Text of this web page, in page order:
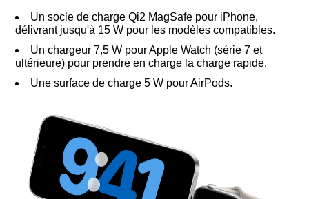
Un socle de charge Qi2 MagSafe pour iPhone,
délivrant jusqu'à 15 W pour les modèles compatibles.
Un chargeur 7,5 W pour Apple Watch (série 7 et
ultérieure) pour prendre en charge la charge rapide.
Une surface de charge 5 W pour AirPods.